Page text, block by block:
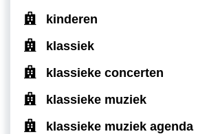
kinderen
klassiek
klassieke concerten
klassieke muziek
klassieke muziek agenda